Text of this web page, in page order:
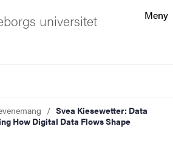
Meny
universitet
Svea Kiesewetter: Data
How Digital Data Flows Shape